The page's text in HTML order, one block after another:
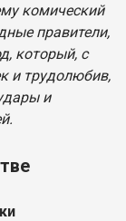
комический
правители,
который, с
и трудолюбив,
и